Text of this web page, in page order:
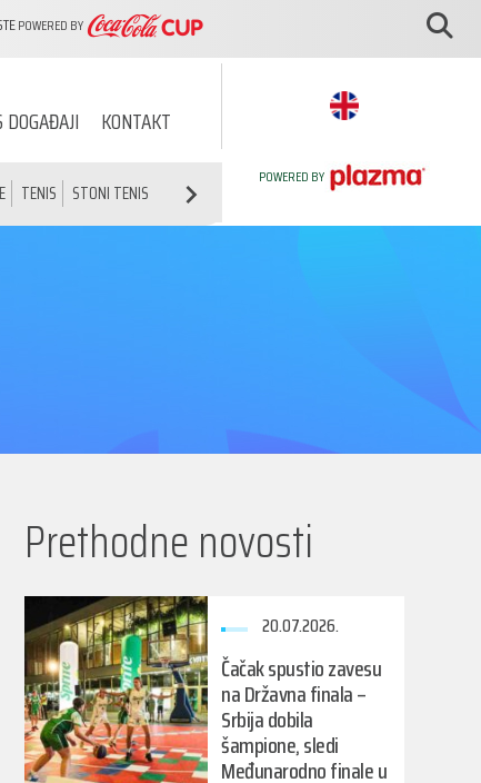
POWERED BY
DOGAĐAJI KONTAKT
TENIS STONI TENIS ATLETIKA
POWERED BY
Prethodne novosti
20.07.2026.
Čačak spustio zavesu
na Državna finala –
Srbija dobila
šampione, sledi
Međunarodno finale u